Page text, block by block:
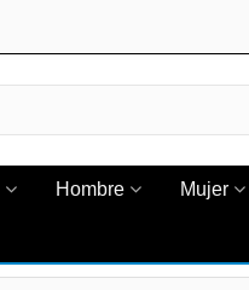
Hombre Mujer